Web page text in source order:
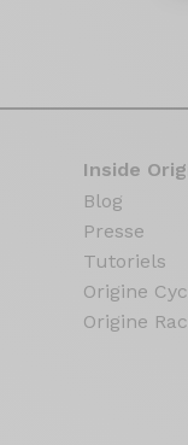
Inside
Blog
Presse
Tutoriels
Origine
Origine